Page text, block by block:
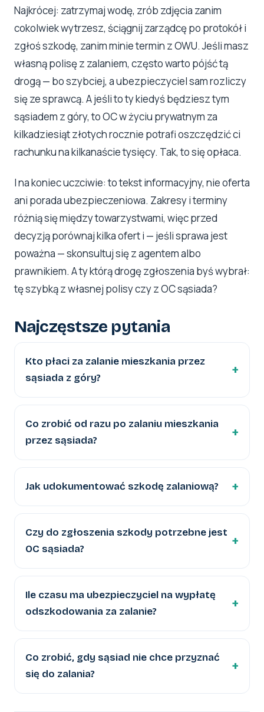
Najkrócej: zatrzymaj wodę, zrób zdjęcia zanim
cokolwiek wytrzesz, ściągnij zarządcę po protokół i
zgłoś szkodę, zanim minie termin z OWU. Jeśli masz
własną polisę z zalaniem, często warto pójść tą
drogą — bo szybciej, a ubezpieczyciel sam rozliczy
się ze sprawcą. A jeśli to ty kiedyś będziesz tym
sąsiadem z góry, to OC w życiu prywatnym za
kilkadziesiąt złotych rocznie potrafi oszczędzić ci
rachunku na kilkanaście tysięcy. Tak, to się opłaca.
I na koniec uczciwie: to tekst informacyjny, nie oferta
ani porada ubezpieczeniowa. Zakresy i terminy
różnią się między towarzystwami, więc przed
decyzją porównaj kilka ofert i — jeśli sprawa jest
poważna — skonsultuj się z agentem albo
prawnikiem. A ty którą drogę zgłoszenia byś wybrał:
tę szybką z własnej polisy czy z OC sąsiada?
Najczęstsze pytania
Kto płaci za zalanie mieszkania przez
sąsiada z góry?
Co zrobić od razu po zalaniu mieszkania
przez sąsiada?
Jak udokumentować szkodę zalaniową?
Czy do zgłoszenia szkody potrzebne jest
OC sąsiada?
Ile czasu ma ubezpieczyciel na wypłatę
odszkodowania za zalanie?
Co zrobić, gdy sąsiad nie chce przyznać
się do zalania?